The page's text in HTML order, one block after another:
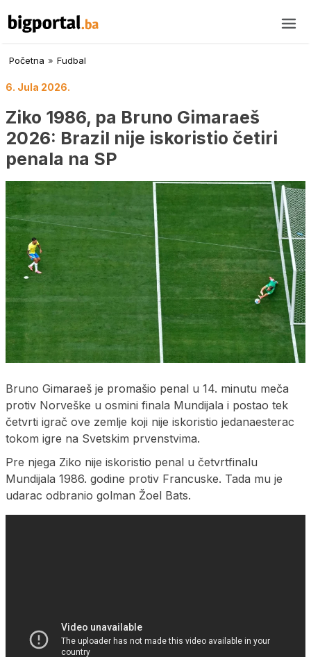
Početna » Fudbal
6. Jula 2026.
Ziko 1986, pa Bruno Gimaraeš
2026: Brazil nije iskoristio četiri
penala na SP
Bruno Gimaraeš je promašio penal u 14. minutu meča
protiv Norveške u osmini finala Mundijala i postao tek
četvrti igrač ove zemlje koji nije iskoristio jedanaesterac
tokom igre na Svetskim prvenstvima.
Pre njega Ziko nije iskoristio penal u četvrtfinalu
Mundijala 1986. godine protiv Francuske. Tada mu je
udarac odbranio golman Žoel Bats.